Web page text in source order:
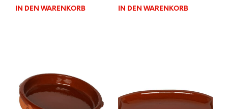
IN DEN WARENKORB IN DEN WARENKORB